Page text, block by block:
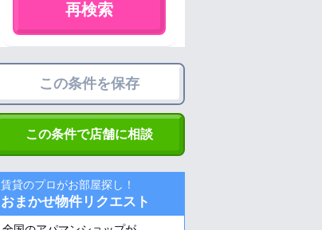
再検索
この条件を保存
この条件で店舗に相談
賃貸のプロがお部屋探し！
おまかせ物件リクエスト